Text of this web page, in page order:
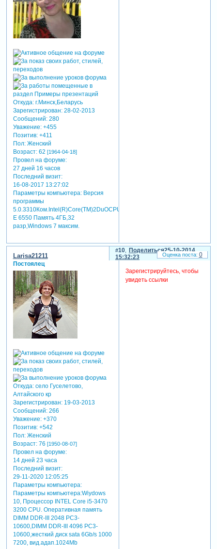
Откуда:г.Минск,Беларусь
Зарегистрирован: 28-02-2013
Сообщений:280
Уважение: +455
Позитив: +411
Пол:Женский
Возраст:62 [1964-04-18]
Провел на форуме:
27 дней 16 часов
Последний визит:
16-08-2017 13:27:02
Параметры компьютера:Версия
программы
5.0.3310Ком.Intel(R)Core(TM)2DuOCPU
E 6550 Память 4ГБ,32
разр,Windows 7 максим.
Поделиться
10
25-10-2014
15:32:23
Larisa21211
Постоялец
Откуда:село Гуселетово,
Алтайского кр
Зарегистрирован: 19-03-2013
Сообщений:266
Уважение: +370
Позитив: +542
Пол:Женский
Возраст:76 [1950-08-07]
Провел на форуме:
14 дней 23 часа
Последний визит:
29-11-2020 12:05:25
Параметры компьютера:
Параметры компьютера:Wiydows
10, Процессор INTEL Core i5-3470
3200 CРU. Оперативная память
DIMM DDR-III 2048 РC3-
10600,DIMM DDR-III 4096 РC3-
10600,жесткий диск sata 6Gb/s 1000
7200, вид.адап.1024Mb
Зарегистрируйтесь, чтобы
увидеть ссылки
0